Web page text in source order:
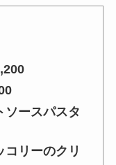
ソースパスタ
コリーのクリ